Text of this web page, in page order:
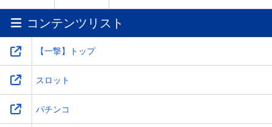
ワ -
コンテンツリスト
【一撃】トップ
スロット
パチンコ